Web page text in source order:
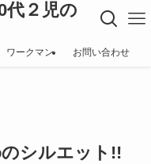
代２児の
ワークマン お問い合わせ
シルエット!!